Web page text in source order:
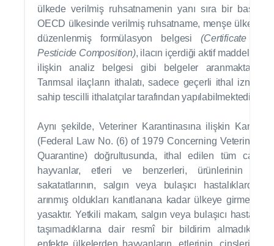
ülkede verilmiş ruhsatnamenin yanı sıra bir başka
OECD ülkesinde verilmiş ruhsatname, menşe ülkede
düzenlenmiş formülasyon belgesi(Certificate of
Pesticide Composition), ilacın içerdiği aktif maddelere
ilişkin analiz belgesi gibi belgeler aranmaktadır.
Tarımsal ilaçların ithalatı, sadece geçerli ithal iznine
sahip tescilli ithalatçılar tarafından yapılabilmektedir.
Aynı şekilde, Veteriner Karantinasına ilişkin Kanun
(Federal Law No. (6) of 1979 Concerning Veterinary
Quarantine) doğrultusunda, ithal edilen tüm canlı
hayvanlar, etleri ve benzerleri, ürünlerinin ve
sakatatlarının, salgın veya bulaşıcı hastalıklardan
arınmış oldukları kanıtlanana kadar ülkeye girmeleri
yasaktır. Yetkili makam, salgın veya bulaşıcı hastalık
taşımadıklarına dair resmî bir bildirim almadıkça,
enfekte ülkelerden hayvanların, etlerinin, cinslerinin